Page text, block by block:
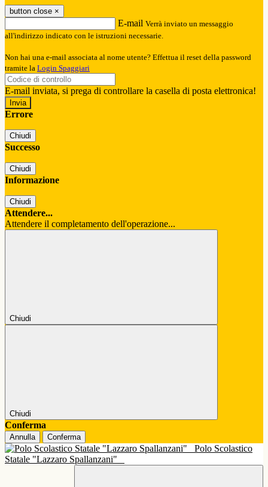
button close ×
E-mail Verrà inviato un messaggio
all'indirizzo indicato con le istruzioni necessarie.
Non hai una e-mail associata al nome utente? Effettua il reset della password
tramite la Login Spaggiari
E-mail inviata, si prega di controllare la casella di posta elettronica!
Errore
Chiudi
Successo
Chiudi
Informazione
Chiudi
Attendere...
Attendere il completamento dell'operazione...
Chiudi
Chiudi
Conferma
Annulla Conferma
Polo Scolastico
Statale "Lazzaro Spallanzani"